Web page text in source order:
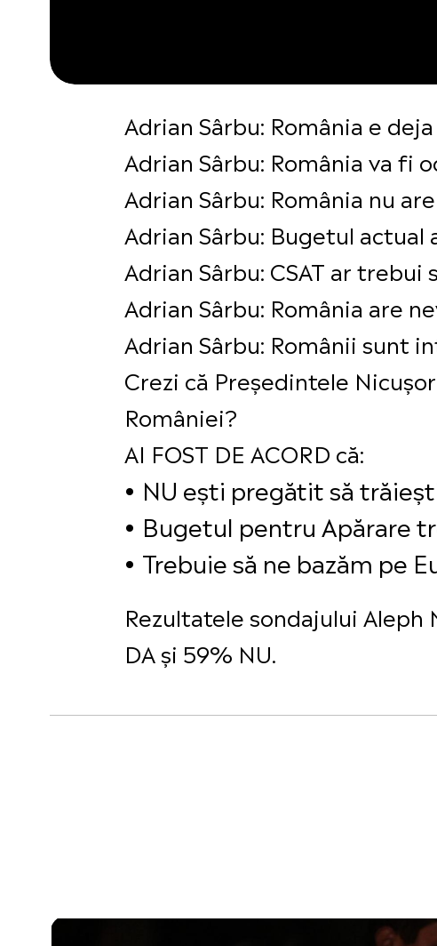
Adrian Sârbu: România e
Adrian Sârbu: România va fi
Adrian Sârbu: România nu
Adrian Sârbu: Bugetul
Adrian Sârbu: CSAT ar
Adrian Sârbu: România are
Adrian Sârbu: Românii sunt
Crezi că Președintele
României?
AI FOST DE ACORD că:
NU ești pregătit să
Bugetul pentru Apărare
Trebuie să ne bazăm pe
Rezultatele sondajului Aleph
DA și 59% NU.